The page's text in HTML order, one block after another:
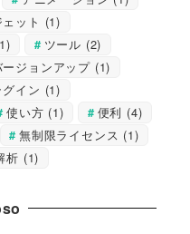
ット (1)
ツール (2)
ージョンアップ (1)
イン (1)
使い方 (1) 便利 (4)
無制限ライセンス (1)
析 (1)